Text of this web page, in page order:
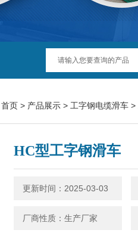
首页 > 产品展示 > 工字钢电缆滑车 >
HC型工字钢滑车
更新时间：2025-03-03
厂商性质：生产厂家